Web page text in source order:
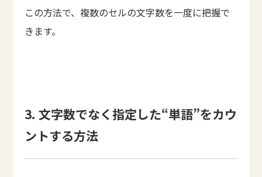
この方法で、複数のセルの文字数を一度に把握で
きます。
3. 文字数でなく指定した“単語”をカウ
ントする方法